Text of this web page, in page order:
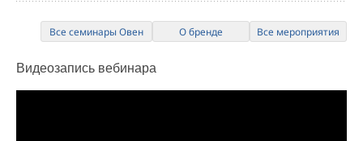
Все семинары Овен О бренде Все мероприятия
Видеозапись вебинара